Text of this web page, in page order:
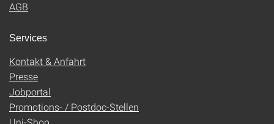
AGB
Services
Kontakt & Anfahrt
Presse
Jobportal
Promotions- / Postdoc-Stellen